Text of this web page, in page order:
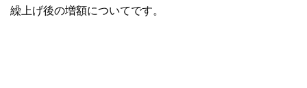
繰上げ後の増額についてです。